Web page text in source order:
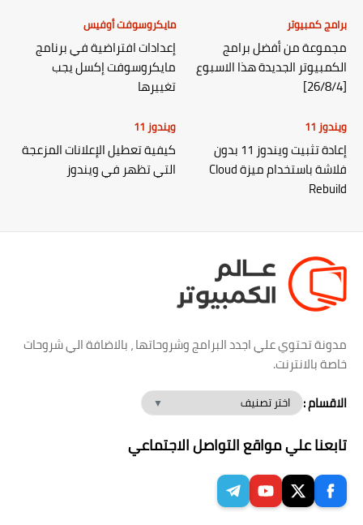
برامج كمبيوتر
مجموعة من أفضل برامج
الكمبيوتر الجديدة هذا الاسبوع
[26/8/4]
مايكروسوفت أوفيس
إعدادات افتراضية في برنامج
مايكروسوفت إكسل يجب
تغييرها
ويندوز 11
إعادة تثبيت ويندوز 11 بدون
فلاشة باستخدام ميزة Cloud
Rebuild
ويندوز 11
كيفية تعطيل الإعلانات المزعجة
التي تظهر في ويندوز
مدونة تحتوي علي اجدد البرامج وشروحاتها ، بالاضافة الي شروحات
خاصة بالانترنت.
الاقسام :
تابعنا علي مواقع التواصل الاجتماعي